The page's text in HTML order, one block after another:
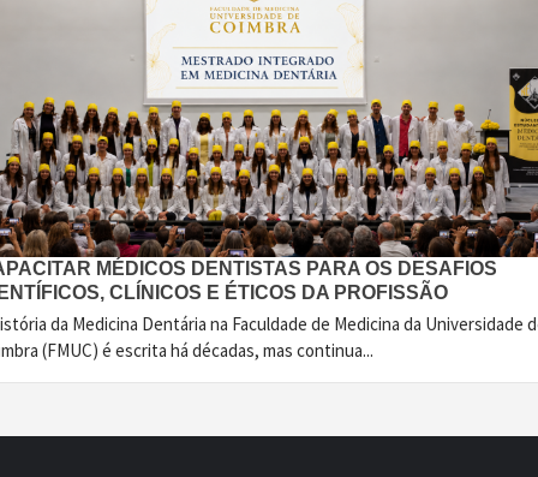
MÉDICOS DENTISTAS PARA OS DESAFIOS
CLÍNICOS E ÉTICOS DA PROFISSÃO
da Medicina Dentária na Faculdade de Medicina da Universidade
(FMUC) é escrita há décadas, mas continua...